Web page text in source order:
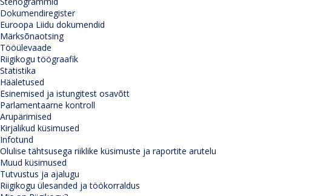
Dokumendiregister
Euroopa Liidu dokumendid
Märksõnaotsing
Tööülevaade
Riigikogu töögraafik
Statistika
Hääletused
Esinemised ja istungitest osavõtt
Parlamentaarne kontroll
Arupärimised
Kirjalikud küsimused
Infotund
Olulise tähtsusega riiklike küsimuste ja raportite arutelu
Muud küsimused
Tutvustus ja ajalugu
Riigikogu ülesanded ja töökorraldus